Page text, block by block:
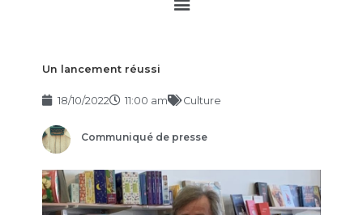
Un lancement réussi
18/10/2022 11:00 am Culture
Communiqué de presse